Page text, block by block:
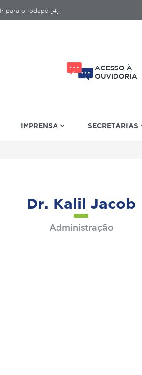
Ir para o rodapé [4]
IMPRENSA SECRETARIAS
Dr. Kalil Jacob
Administração